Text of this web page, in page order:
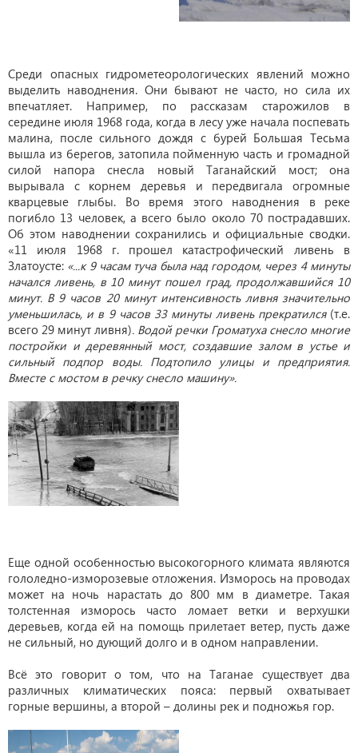
Среди опасных гидрометеорологических явлений можно
выделить наводнения. Они бывают не часто, но сила их
впечатляет. Например, по рассказам старожилов в
середине июля 1968 года, когда в лесу уже начала поспевать
малина, после сильного дождя с бурей Большая Тесьма
вышла из берегов, затопила пойменную часть и громадной
силой напора снесла новый Таганайский мост; она
вырывала с корнем деревья и передвигала огромные
кварцевые глыбы. Во время этого наводнения в реке
погибло 13 человек, а всего было около 70 пострадавших.
Об этом наводнении сохранились и официальные сводки.
«11 июля 1968 г. прошел катастрофический ливень в
Златоусте: «...к 9 часам туча была над городом, через 4 минуты
начался ливень, в 10 минут пошел град, продолжавшийся 10
минут. В 9 часов 20 минут интенсивность ливня значительно
уменьшилась, и в 9 часов 33 минуты ливень прекратился (т.е.
всего 29 минут ливня). Водой речки Громатуха снесло многие
постройки и деревянный мост, создавшие залом в устье и
сильный подпор воды. Подтопило улицы и предприятия.
Вместе с мостом в речку снесло машину».
Еще одной особенностью высокогорного климата являются
гололедно-изморозевые отложения. Изморось на проводах
может на ночь нарастать до 800 мм в диаметре. Такая
толстенная изморось часто ломает ветки и верхушки
деревьев, когда ей на помощь прилетает ветер, пусть даже
не сильный, но дующий долго и в одном направлении.
Всё это говорит о том, что на Таганае существует два
различных климатических пояса: первый охватывает
горные вершины, а второй – долины рек и подножья гор.